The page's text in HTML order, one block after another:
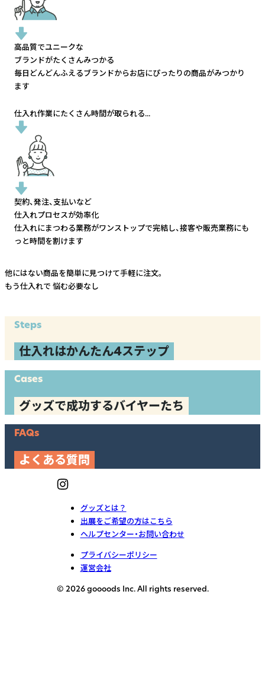
高品質でユニークな
ブランドがたくさんみつかる
毎日どんどんふえるブランドからお店にぴったりの商品がみつかり
ます
仕入れ作業にたくさん時間が取られる...
契約、発注、支払いなど
仕入れプロセスが効率化
仕入れにまつわる業務がワンストップで完結し、接客や販売業務にも
っと時間を割けます
他にはない商品を簡単に見つけて手軽に注文。
もう仕入れで 悩む必要なし
Steps
仕入れはかんたん4ステップ
Cases
グッズで成功するバイヤーたち
FAQs
よくある質問
グッズとは？
出展をご希望の方はこちら
ヘルプセンター・お問い合わせ
プライバシーポリシー
運営会社
© 2026 goooods Inc. All rights reserved.